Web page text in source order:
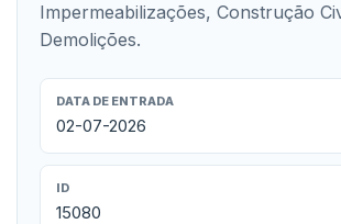
Impermeabilizações, Construção
Demolições.
DATA DE ENTRADA
02-07-2026
ID
15080